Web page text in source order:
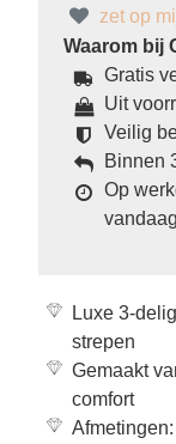
zet op
Waarom bij
Gratis
Uit
Veilig
Binnen
Op
Luxe 3-
strepen
Gemaakt
comfort